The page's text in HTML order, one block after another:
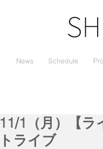
News Schedule
11/1（月）【ラ
トライブ